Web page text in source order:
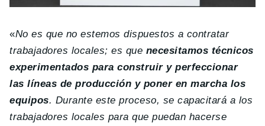
«No es que no estemos dispuestos a contratar
trabajadores locales; es que necesitamos técnicos
experimentados para construir y perfeccionar
las líneas de producción y poner en marcha los
equipos. Durante este proceso, se capacitará a los
trabajadores locales para que puedan hacerse